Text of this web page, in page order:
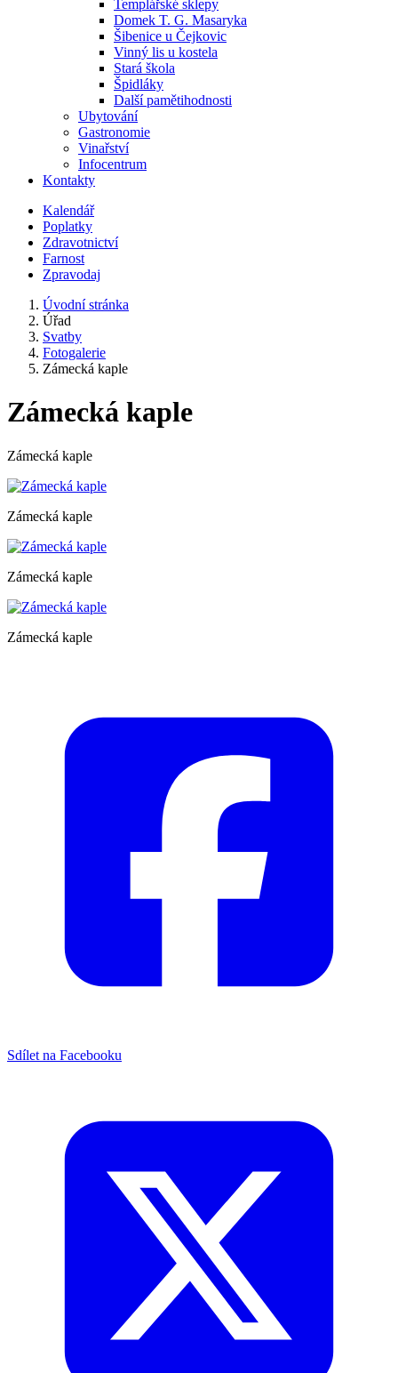
Templářské sklepy
Domek T. G. Masaryka
Šibenice u Čejkovic
Vinný lis u kostela
Stará škola
Špidláky
Další pamětihodnosti
Ubytování
Gastronomie
Vinařství
Infocentrum
Kontakty
Kalendář
Poplatky
Zdravotnictví
Farnost
Zpravodaj
Úvodní stránka
Úřad
Svatby
Fotogalerie
Zámecká kaple
Zámecká kaple
Zámecká kaple
Zámecká kaple
Zámecká kaple
Zámecká kaple
Sdílet na Facebooku